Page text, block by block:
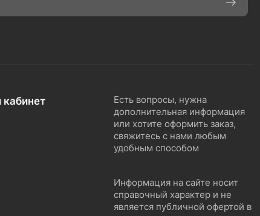
Есть вопросы, нужна
дополнительная информация
или хотите оформить заказ,
свяжитесь с нами любым
удобным способом
Информация на сайте носит
справочный характер и не
является публичной офертой в